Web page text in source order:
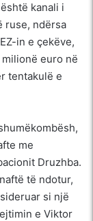
kanali i
ruse, ndërsa
in e çekëve,
euro në
tentakulë e
me
Druzhba.
të ndotur,
si një
e Viktor